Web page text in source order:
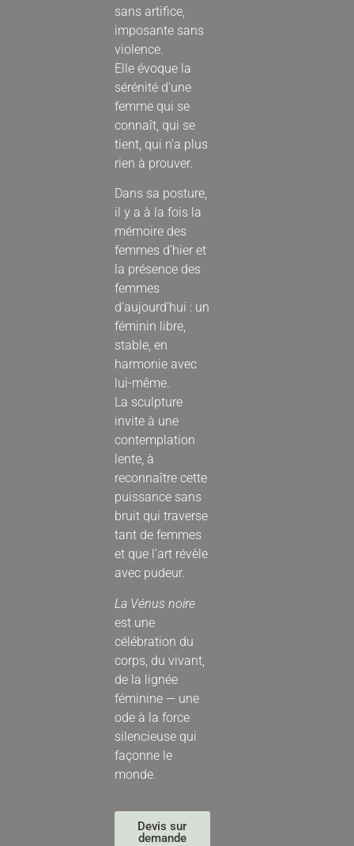
sans artifice,
imposante sans
violence.
Elle évoque la
sérénité d’une
femme qui se
connaît, qui se
tient, qui n’a plus
rien à prouver.
Dans sa posture,
il y a à la fois la
mémoire des
femmes d’hier et
la présence des
femmes
d’aujourd’hui : un
féminin libre,
stable, en
harmonie avec
lui-même.
La sculpture
invite à une
contemplation
lente, à
reconnaître cette
puissance sans
bruit qui traverse
tant de femmes
et que l’art révèle
avec pudeur.
La Vénus noire
est une
célébration du
corps, du vivant,
de la lignée
féminine — une
ode à la force
silencieuse qui
façonne le
monde.
Devis sur
demande